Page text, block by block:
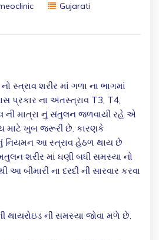
Gujarati
સ્ત્રાવ શરીર માં ગળા ના ભાગમાં
પ્રકાર ના અંતસ્ત્રાવ T3, T4,
ની માત્રા નું સંતુલન જળવાયી રહે એ
માટે ખુબ જરૂરી છે. કારણકે
નિયમન આ સ્ત્રાવ હેઠળ થાય છે
શરીર માં ઘણી બધી સમસ્યા નો
બીમારી ના દરદી ની સારવાર કરવા
થાયરોઇડ ની સમસ્યા જોવા મળે છે.